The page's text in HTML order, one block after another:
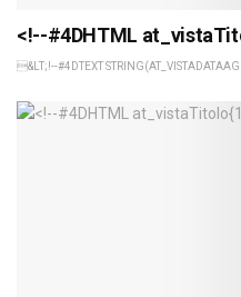
<!--#4DHTML
&LT;!--#4DTEXT